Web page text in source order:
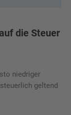
die Steuer
niedriger
geltend